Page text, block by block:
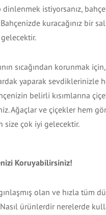
dinlenmek istiyorsanız,
kuracağınız bir
sıcağından korunmak için,
yaparak sevdiklerinizle
belirli kısımlarına
Ağaçlar ve çiçekler hem
size çok iyi gelecektir.
Koruyabilirsiniz!
olan ve hızla tüm
ürünlerdir nerelerde